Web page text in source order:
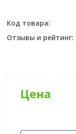
Код товара:
Отзывы и рейтинг:
Цена